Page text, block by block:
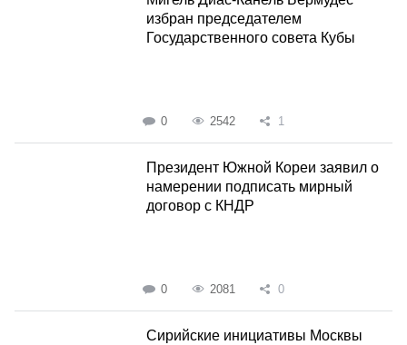
избран председателем
Государственного совета Кубы
0 2542 1
Президент Южной Кореи заявил о
намерении подписать мирный
договор с КНДР
0 2081 0
Сирийские инициативы Москвы